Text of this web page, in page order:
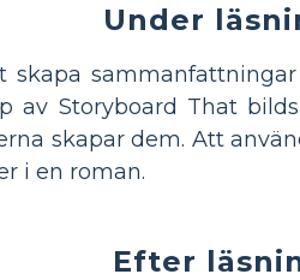
Under
skapa
av Storyboard That
skapar dem. Att
i en roman.
Efter